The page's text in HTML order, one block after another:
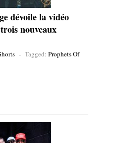
dévoile la vidéo
nouveaux
- Tagged: Prophets Of